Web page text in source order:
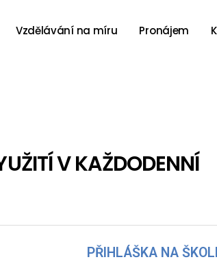
Vzdělávání na míru Pronájem
V KAŽDODENNÍ
PŘIHLÁŠKA NA